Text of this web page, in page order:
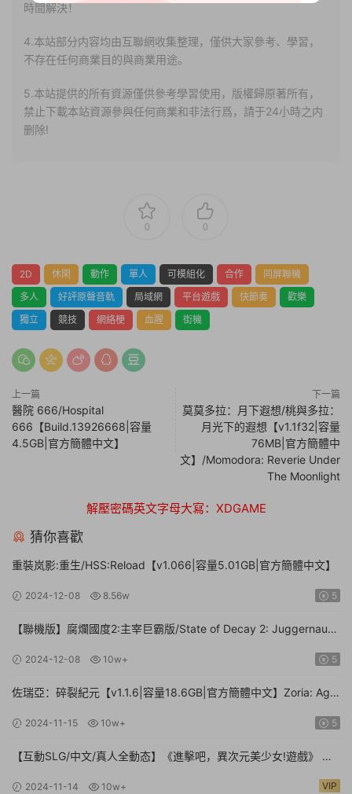
時間解決！
4.本站部分内容均由互聯網收集整理，僅供大家參考、學習，
不存在任何商業目的與商業用途。
5.本站提供的所有資源僅供參考學習使用，版權歸原著所有，
禁止下載本站資源參與任何商業和非法行爲，請于24小時之内
删除!
0 0
2D 休閑 動作 單人 可模組化 合作
同屏聯機
多人
好評原聲音軌 局域網 平台遊戲 快節奏
歡樂
獨立
競技 網絡梗 血腥 街機
上一篇
醫院 666/Hospital
666【Build.13926668|容量
4.5GB|官方簡體中文】
下一篇
莫莫多拉：月下遐想/桃與多拉：
月光下的遐想【v1.1f32|容量
76MB|官方簡體中
文】/Momodora: Reverie Under
The Moonlight
解壓密碼英文字母大寫：XDGAME
猜你喜歡
重裝岚影:重生/HSS:Reload【v1.066|容量5.01GB|官方簡體中文】
2024-12-08 8.56w 5
【聯機版】腐爛國度2:主宰巨霸版/State of Decay 2: Juggernaut
2024-12-08 10w+ 5
佐瑞亞：碎裂紀元【v1.1.6|容量18.6GB|官方簡體中文】Zoria: Age
2024-11-15 10w+ 5
【互動SLG/中文/真人全動态】《進擊吧，異次元美少女!遊戲》 官
2024-11-14 10w+ VIP